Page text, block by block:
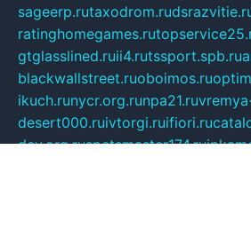
sageerp.rutaxodrom.ru
ratinghomegames.ru
gtglasslined.ruii4.rutssport.spb.ru
blackwallstreet.ruoboimos.ru
ikuch.runycr.org.runpa21.ru
desert000.ruivtorgi.ruifiori.ru
dcv.org.ruspetsmaster174.ru